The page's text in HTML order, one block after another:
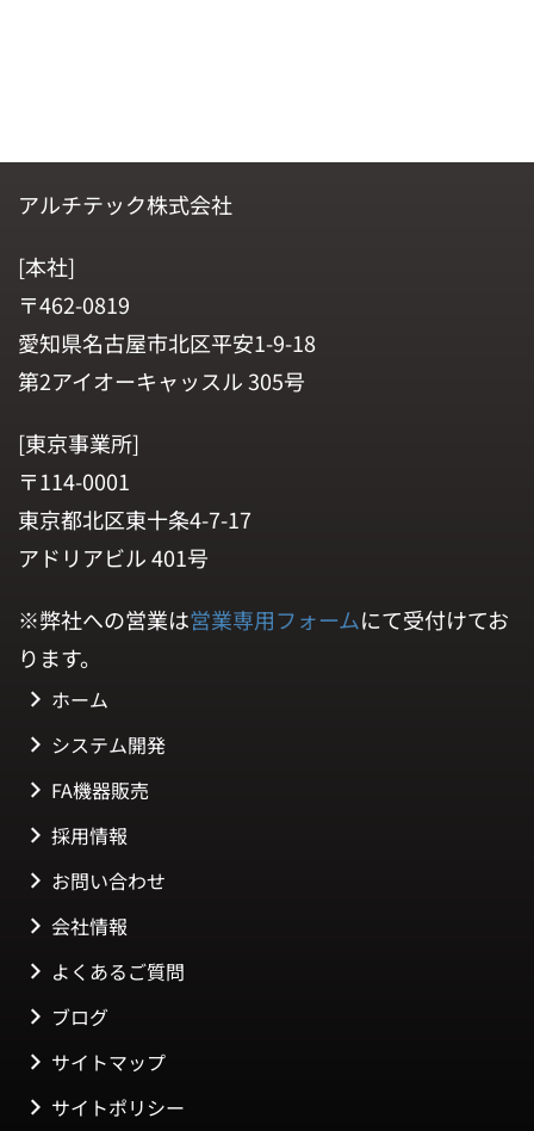
アルチテック株式会社
[本社]
〒462-0819
愛知県名古屋市北区平安1-9-18
第2アイオーキャッスル 305号
[東京事業所]
〒114-0001
東京都北区東十条4-7-17
アドリアビル 401号
※弊社への営業は営業専用フォームにて受付けてお
ります。
ホーム
システム開発
FA機器販売
採用情報
お問い合わせ
会社情報
よくあるご質問
ブログ
サイトマップ
サイトポリシー